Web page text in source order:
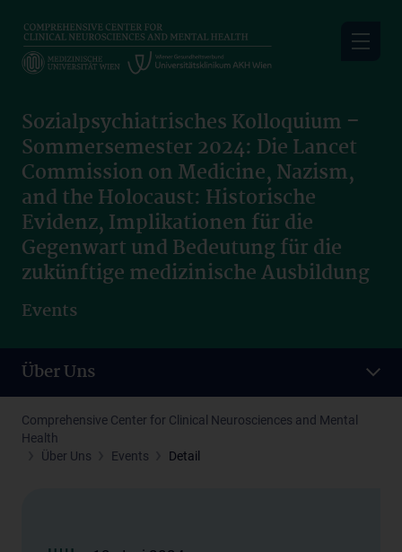
main
content
Sozialpsychiatrisches Kolloquium –
Sommersemester 2024: Die Lancet
Commission on Medicine, Nazism,
and the Holocaust: Historische
Evidenz, Implikationen für die
Gegenwart und Bedeutung für die
zukünftige medizinische Ausbildung
Events
Über Uns
Comprehensive Center for Clinical Neurosciences and Mental
Health
Über Uns
Events Detail